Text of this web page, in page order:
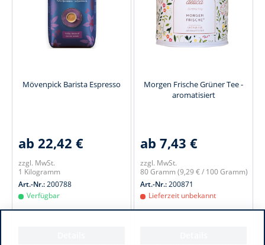
Mövenpick Barista Espresso
ab 22,42 €
zzgl. MwSt.
1 Kilogramm
Art.-Nr.:200788
Verfügbar
Morgen Frische Grüner Tee -
aromatisiert
ab 7,43 €
zzgl. MwSt.
80 Gramm(9,29 € / 100 Gramm)
Art.-Nr.:200871
Lieferzeit unbekannt